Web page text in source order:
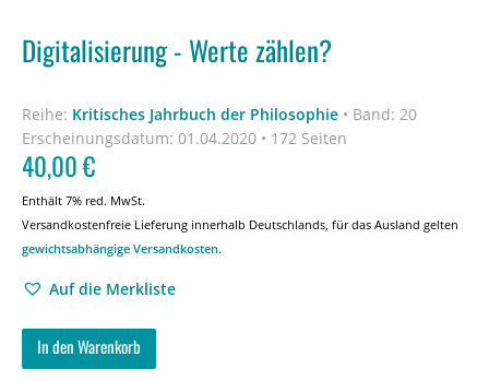
Digitalisierung - Werte zählen?
Reihe: Kritisches Jahrbuch der Philosophie • Band: 20
Erscheinungsdatum: 01.04.2020 • 172 Seiten
40,00€
Enthält 7% red. MwSt.
Versandkostenfreie Lieferung innerhalb Deutschlands, für das Ausland gelten
gewichtsabhängige Versandkosten.
Auf die Merkliste
In den Warenkorb